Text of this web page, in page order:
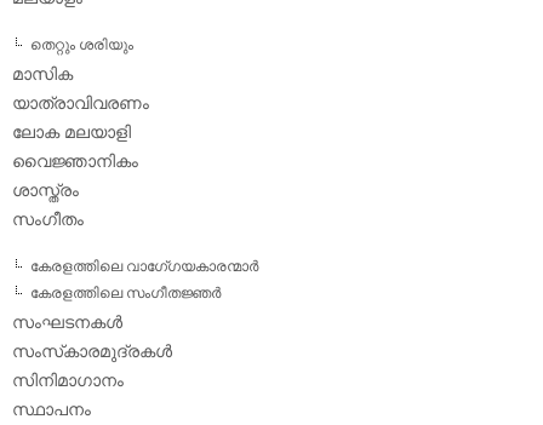
തെറ്റും ശരിയും
മാസിക
യാത്രാവിവരണം
ലോക മലയാളി
വൈജ്ഞാനികം
ശാസ്ത്രം
സംഗീതം
കേരളത്തിലെ വാഗേ്ഗയകാരന്മാര്‍
കേരളത്തിലെ സംഗീതജ്ഞര്‍
സംഘടനകള്‍
സംസ്‌കാരമുദ്രകള്‍
സിനിമാഗാനം
സ്ഥാപനം